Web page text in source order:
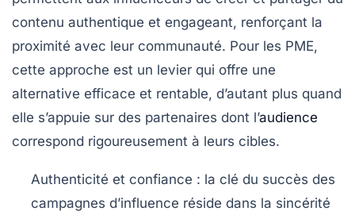
contenu authentique et engageant, renforçant la
proximité avec leur communauté. Pour les PME,
cette approche est un levier qui offre une
alternative efficace et rentable, d’autant plus quand
elle s’appuie sur des partenaires dont l’audience
correspond rigoureusement à leurs cibles.
Authenticité et confiance : la clé du succès des
campagnes d’influence réside dans la sincérité